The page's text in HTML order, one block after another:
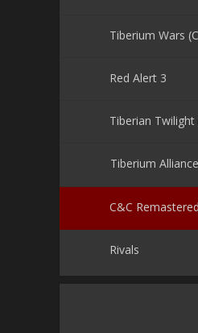
Tiberium Wars
Red Alert 3
Tiberian Twilight
Tiberium
C&C Remastered
Rivals